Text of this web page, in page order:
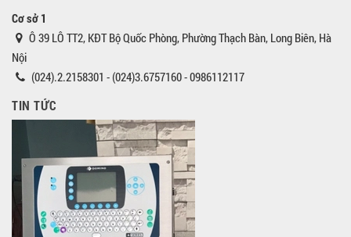
Cơ sở 1
Ô 39 LÔ TT2, KĐT Bộ Quốc Phòng, Phường Thạch Bàn, Long Biên, Hà
Nội
(024).2.2158301 - (024)3.6757160 - 0986112117
TIN TỨC